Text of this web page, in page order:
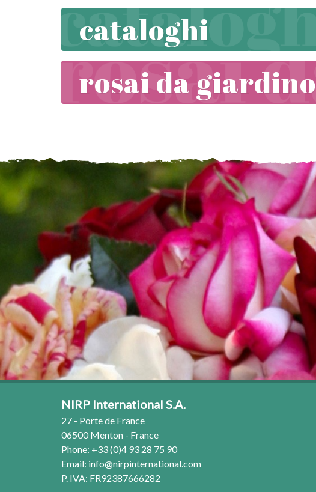
cataloghi
rosai da giardino
NIRP International S.A.
27 - Porte de France
06500 Menton - France
Phone: +33 (0)4 93 28 75 90
Email: info@nirpinternational.com
P. IVA: FR92387666282